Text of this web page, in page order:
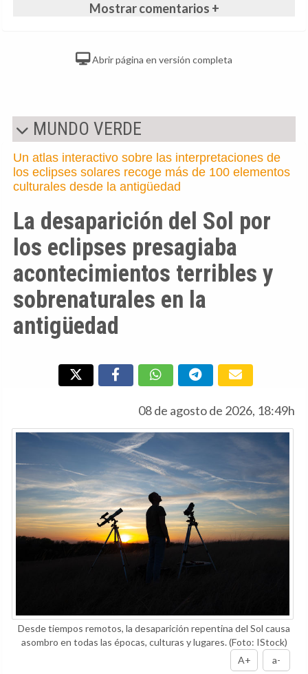
Mostrar comentarios +
Abrir página en versión completa
MUNDO VERDE
Un atlas interactivo sobre las interpretaciones de
los eclipses solares recoge más de 100 elementos
culturales desde la antigüedad
La desaparición del Sol por
los eclipses presagiaba
acontecimientos terribles y
sobrenaturales en la
antigüedad
08 de agosto de 2026, 18:49h
Desde tiempos remotos, la desaparición repentina del Sol causa
asombro en todas las épocas, culturas y lugares.(Foto: IStock)
A+
a-